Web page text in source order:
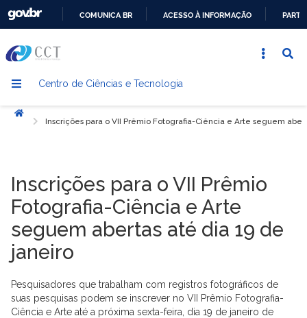
CONTEÚDO
COMUNICA BR ACESSO À INFORMAÇÃO
Centro de Ciências e Tecnologia
Início
Inscrições para o VII Prêmio Fotografia-Ciência e Arte seguem
Inscrições para o VII Prêmio
Fotografia-Ciência e Arte
seguem abertas até dia 19 de
janeiro
Pesquisadores que trabalham com registros fotográficos de
suas pesquisas podem se inscrever no VII Prêmio Fotografia-
Ciência e Arte até a próxima sexta-feira, dia 19 de janeiro de